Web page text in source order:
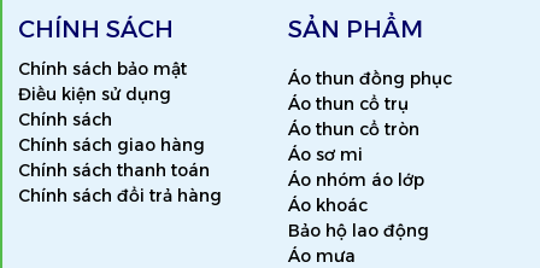
CHÍNH SÁCH
Chính sách bảo mật
Điều kiện sử dụng
Chính sách
Chính sách giao hàng
Chính sách thanh toán
Chính sách đổi trả hàng
SẢN PHẨM
Áo thun đồng phục
Áo thun cổ trụ
Áo thun cổ tròn
Áo sơ mi
Áo nhóm áo lớp
Áo khoác
Bảo hộ lao động
Áo mưa